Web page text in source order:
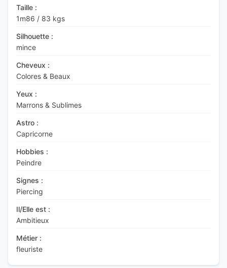
Taille :
1m86 / 83 kgs
Silhouette :
mince
Cheveux :
Colores & Beaux
Yeux :
Marrons & Sublimes
Astro :
Capricorne
Hobbies :
Peindre
Signes :
Piercing
Il/Elle est :
Ambitieux
Métier :
fleuriste